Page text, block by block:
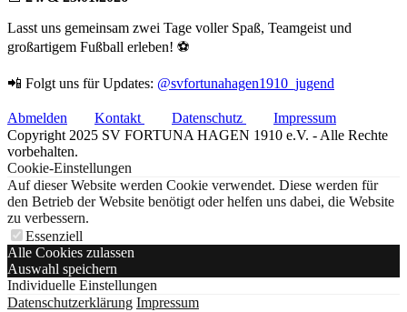
Lasst uns gemeinsam zwei Tage voller Spaß, Teamgeist und
großartigem Fußball erleben! ⚽
📲 Folgt uns für Updates: @svfortunahagen1910_jugend
Abmelden Kontakt Datenschutz
Impressum
Copyright 2025 SV FORTUNA HAGEN 1910 e.V. - Alle Rechte
vorbehalten.
Cookie-Einstellungen
Auf dieser Website werden Cookie verwendet. Diese werden für
den Betrieb der Website benötigt oder helfen uns dabei, die Website
zu verbessern.
Essenziell
Alle Cookies zulassen
Auswahl speichern
Individuelle Einstellungen
Datenschutzerklärung Impressum